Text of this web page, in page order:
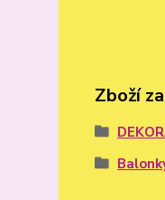
Zboží